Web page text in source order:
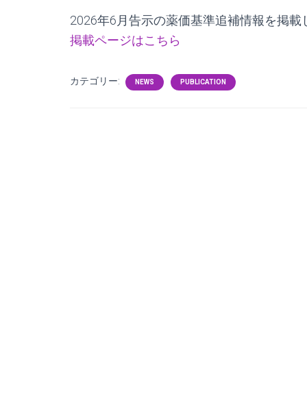
2026年6月告示の薬価基準追補情報を掲載
掲載ページはこちら
カテゴリー: NEWS PUBLICATION